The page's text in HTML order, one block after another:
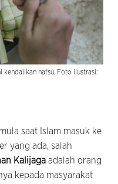
kendalikan nafsu. Foto ilustrasi:
saat Islam masuk ke
yang ada, salah
Kalijaga adalah orang
kepada masyarakat